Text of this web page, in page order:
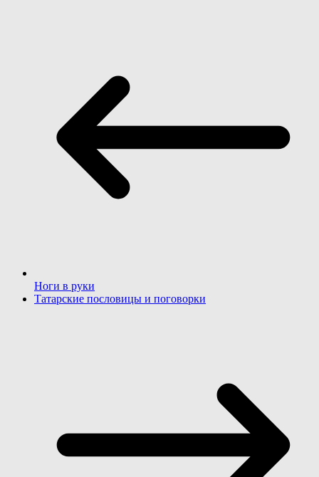
Ноги в руки
Татарские пословицы и поговорки